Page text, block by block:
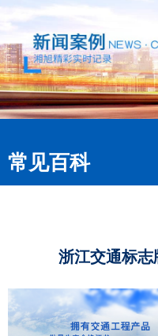
常见百科
浙江交通标